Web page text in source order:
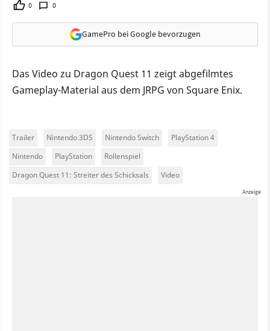
0 0
GamePro bei Google bevorzugen
Das Video zu Dragon Quest 11 zeigt abgefilmtes
Gameplay-Material aus dem JRPG von Square Enix.
Trailer Nintendo 3DS Nintendo Switch
PlayStation 4
Nintendo
PlayStation
Rollenspiel
Dragon Quest 11: Streiter des Schicksals
Video